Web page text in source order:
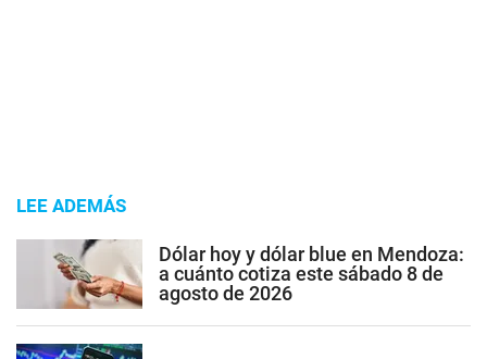
LEE ADEMÁS
Dólar hoy y dólar blue en Mendoza:
a cuánto cotiza este sábado 8 de
agosto de 2026